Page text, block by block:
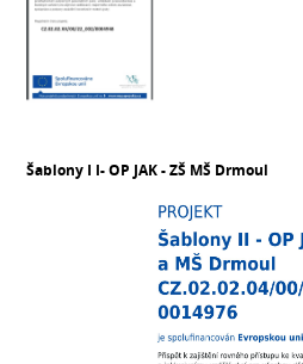
Šablony I I- OP JAK - ZŠ MŠ Drmoul